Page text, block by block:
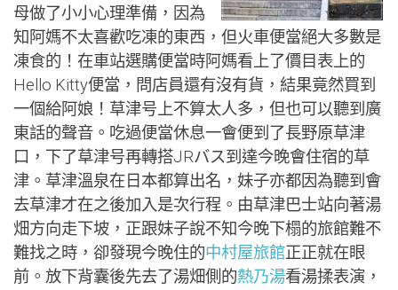
母做了小小心理準備，因為
知阿媽不太喜歡吃凍的東西，但火車便當絕大多數是
凍食的！在車站選購便當時阿媽看上了價目表上的
Hello Kitty便當，問店員還有沒有貨，結果竟然買到
一個給阿娘！草津号上不算太人多，但也可以聽到廣
東話的聲音。吃過便當休息一會便到了長野原草津
口，下了草津号再轉搭JRバス到達今晚會住宿的草
津。草津溫泉在日本都算出名，妹子亦都因為聽到會
去草津才在之後加入是次行程。由草津巴士站向著湯
畑方向走下坡，正跟妹子說不知今晚下榻的旅館難不
難找之時，卻發現今晚住的中村屋旅館正正就在眼
前。放下背囊後先去了湯畑側的熱乃湯看湯揉表演，